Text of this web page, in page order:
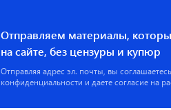
Отправляем материалы,
на сайте, без цензуры и купюр
Отправляя адрес эл. почты, вы
конфиденциальности и даете согласие на